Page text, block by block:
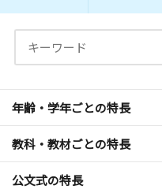
年齢・学年ごとの特長
教科・教材ごとの特長
公文式の特長